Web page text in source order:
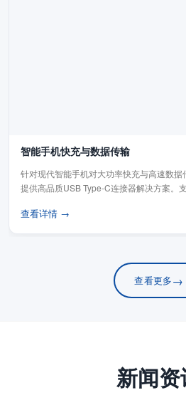
智能手机快充与数据传输
针对现代智能手机对大功率快充与高速数据
提供高品质USB Type-C连接器解决方案。
查看详情 →
查看更多→
新闻资